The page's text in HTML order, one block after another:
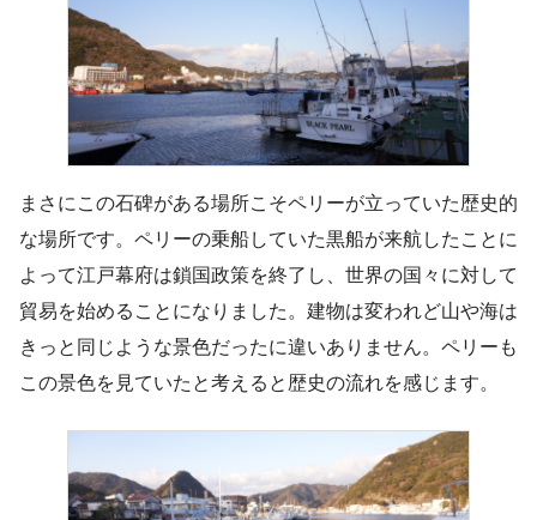
まさにこの石碑がある場所こそペリーが立っていた歴史的
な場所です。ペリーの乗船していた黒船が来航したことに
よって江戸幕府は鎖国政策を終了し、世界の国々に対して
貿易を始めることになりました。建物は変われど山や海は
きっと同じような景色だったに違いありません。ペリーも
この景色を見ていたと考えると歴史の流れを感じます。